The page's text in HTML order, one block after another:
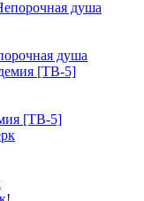
душа
[ТВ-5]